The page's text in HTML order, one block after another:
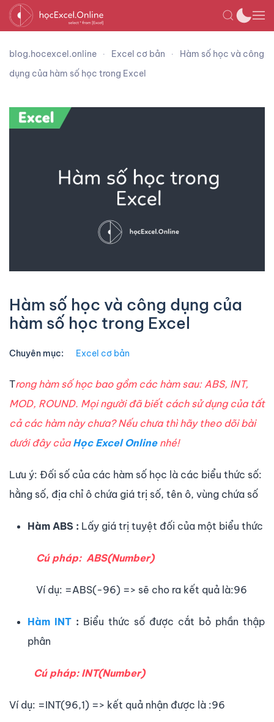
blog.hocexcel.online Excel cơ bản
Hàm số học và công
dụng của hàm số học trong Excel
Hàm số học và công dụng của
hàm số học trong Excel
Chuyên mục: Excel cơ bản
Trong hàm số học bao gồm các hàm sau: ABS, INT,
MOD, ROUND. Mọi người đã biết cách sử dụng của tất
cả các hàm này chưa? Nếu chưa thì hãy theo dõi bài
dưới đây của Học Excel Onlinenhé!
Lưu ý: Đối số của các hàm số học là các biểu thức số:
hằng số, địa chỉ ô chứa giá trị số, tên ô, vùng chứa số
Hàm ABS : Lấy giá trị tuyệt đối của một biểu thức
Cú pháp: ABS(Number)
Ví dụ: =ABS(-96) => sẽ cho ra kết quả là:96
Hàm INT : Biểu thức số được cắt bỏ phần thập
phân
Cú pháp: INT(Number)
Ví dụ: =INT(96,1) => kết quả nhận được là :96